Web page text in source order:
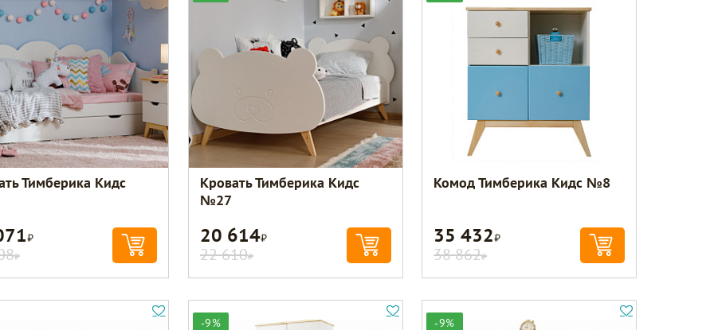
Тимберика Кидс
Р
Р
Кровать Тимберика Кидс
№27
20 614Р
22 610Р
Комод Тимберика Кидс №8
35 432Р
38 862Р
-9% -9%